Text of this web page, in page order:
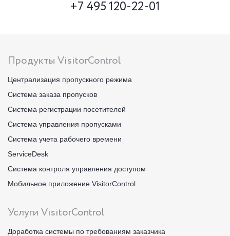
+7 495 120-22-01
Продукты VisitorControl
Централизация пропускного режима
Система заказа пропусков
Система регистрации посетителей
Система управления пропусками
Система учета рабочего времени
ServiceDesk
Система контроля управления доступом
Мобильное приложение VisitorControl
Услуги VisitorControl
Доработка системы по требованиям заказчика